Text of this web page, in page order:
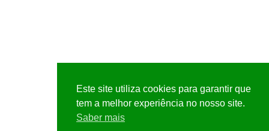
Este site utiliza cookies para garantir que
tem a melhor experiência no nosso site.
Saber mais